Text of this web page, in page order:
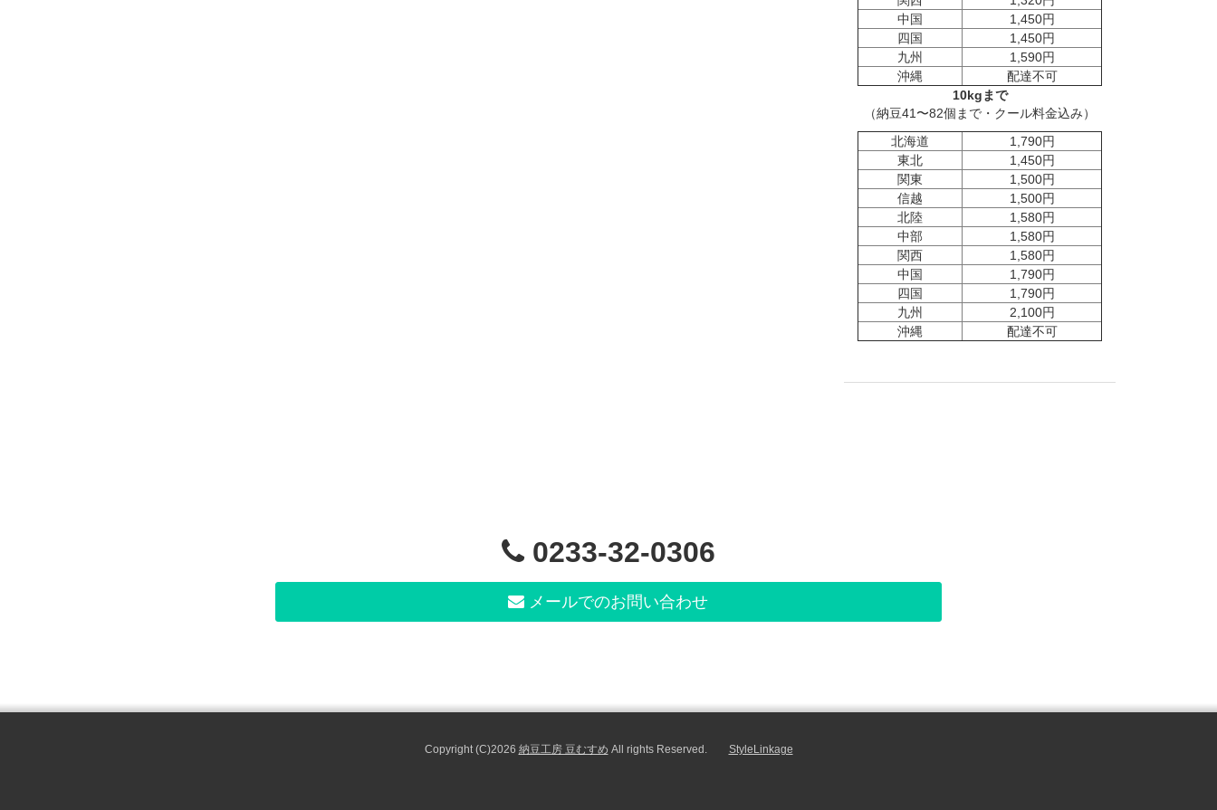
中国
1,450円
四国
1,450円
九州
1,590円
沖縄
配達不可
10kgまで
（納豆41〜82個まで・クール料金込み）
北海道
1,790円
東北
1,450円
関東
1,500円
信越
1,500円
北陸
1,580円
中部
1,580円
関西
1,580円
中国
1,790円
四国
1,790円
九州
2,100円
沖縄
配達不可
0233-32-0306
メールでのお問い合わせ
Copyright (C)2026 納豆工房 豆むすめ All rights Reserved. StyleLinkage